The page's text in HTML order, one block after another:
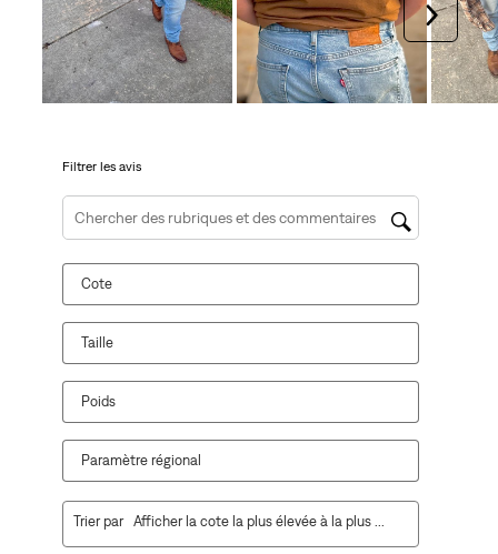
action
ouvrira
le
formulaire
action
ouvrira
le
formulaire
action
ouvrira
le
formulaire
action
ouvrira
le
formulaire
action
ouvrira
le
formulaire
Filtrer les avis
Zone de recherche de sujet et d'avis
Cote
Taille
Poids
Paramètre régional
Trier par Afficher la cote la plus élevée à la plus faible